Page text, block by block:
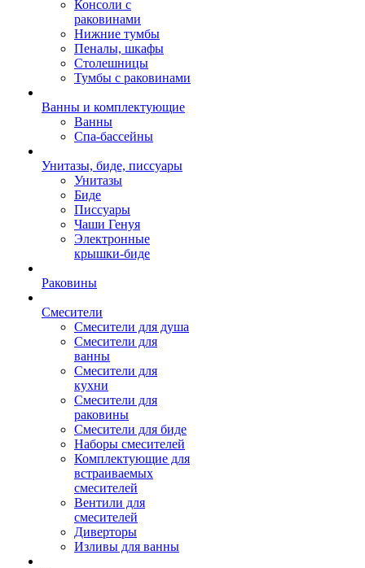
Консоли с
раковинами
Нижние тумбы
Пеналы, шкафы
Столешницы
Тумбы с раковинами
Ванны и комплектующие
Ванны
Спа-бассейны
Унитазы, биде, писсуары
Унитазы
Биде
Писсуары
Чаши Генуя
Электронные
крышки-биде
Раковины
Смесители
Смесители для душа
Смесители для
ванны
Смесители для
кухни
Смесители для
раковины
Смесители для биде
Наборы смесителей
Комплектующие для
встраиваемых
смесителей
Вентили для
смесителей
Диверторы
Изливы для ванны